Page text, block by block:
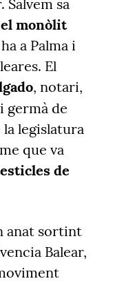
Salvem sa
monòlit
a Palma i
El
, notari,
i germà de
legislatura
que va
de
anat sortint
Balear,